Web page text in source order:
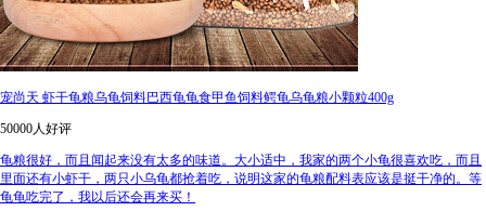
宠尚天 虾干龟粮乌龟饲料巴西龟龟食甲鱼饲料鳄龟乌龟粮小颗粒400g
50000人好评
龟粮很好，而且闻起来没有太多的味道。大小适中，我家的两个小龟很喜欢吃，而且
里面还有小虾干，两只小乌龟都抢着吃，说明这家的龟粮配料表应该是挺干净的。等
龟龟吃完了，我以后还会再来买！